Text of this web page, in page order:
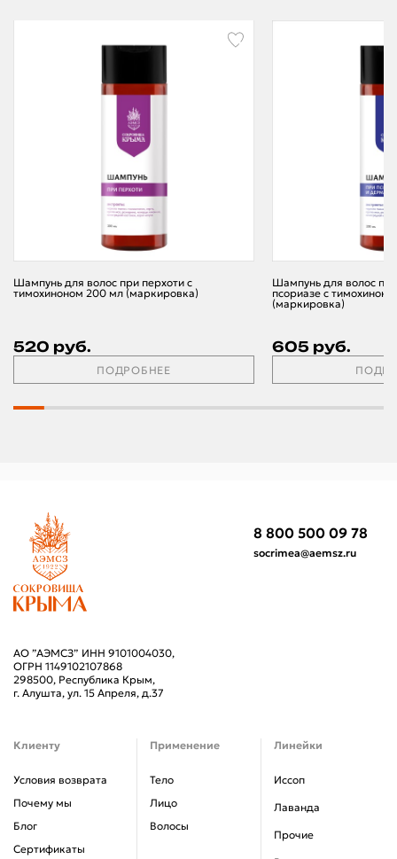
Шампунь для волос при перхоти с
тимохиноном 200 мл (маркировка)
520 руб.
ПОДРОБНЕЕ
Шампунь для волос
псориазе с
(маркировка)
605 руб.
8 800 500 09 78
socrimea@aemsz.ru
АО ”АЭМСЗ” ИНН 9101004030,
ОГРН 1149102107868
298500, Республика Крым,
г. Алушта, ул. 15 Апреля, д.37
Клиенту
Условия возврата
Почему мы
Блог
Сертификаты
Применение
Тело
Лицо
Волосы
Линейки
Иссоп
Лаванда
Прочие